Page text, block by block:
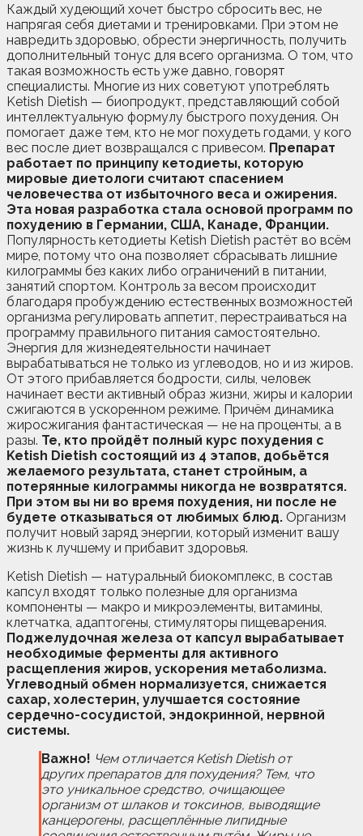
Каждый худеющий хочет быстро сбросить вес, не
напрягая себя диетами и тренировками. При этом не
навредить здоровью, обрести энергичность, получить
дополнительный тонус для всего организма. О том, что
такая возможность есть уже давно, говорят
специалисты. Многие из них советуют употреблять
Ketish Dietish — биопродукт, представляющий собой
интеллектуальную формулу быстрого похудения. Он
помогает даже тем, кто не мог похудеть годами, у кого
вес после диет возвращался с привесом. Препарат
работает по принципу кетодиеты, которую
мировые диетологи считают спасением
человечества от избыточного веса и ожирения.
Эта новая разработка стала основой программ по
похудению в Германии, США, Канаде, Франции.
Популярность кетодиеты Ketish Dietish растёт во всём
мире, потому что она позволяет сбрасывать лишние
килограммы без каких либо ограничений в питании,
занятий спортом. Контроль за весом происходит
благодаря пробуждению естественных возможностей
организма регулировать аппетит, перестраиваться на
программу правильного питания самостоятельно.
Энергия для жизнедеятельности начинает
вырабатываться не только из углеводов, но и из жиров.
От этого прибавляется бодрости, силы, человек
начинает вести активный образ жизни, жиры и калории
сжигаются в ускоренном режиме. Причём динамика
жиросжигания фантастическая — не на проценты, а в
разы. Те, кто пройдёт полный курс похудения с
Ketish Dietish состоящий из 4 этапов, добьётся
желаемого результата, станет стройным, а
потерянные килограммы никогда не возвратятся.
При этом вы ни во время похудения, ни после не
будете отказываться от любимых блюд. Организм
получит новый заряд энергии, который изменит вашу
жизнь к лучшему и прибавит здоровья.
Ketish Dietish — натуральный биокомплекс, в состав
капсул входят только полезные для организма
компоненты — макро и микроэлементы, витамины,
клетчатка, адаптогены, стимуляторы пищеварения.
Поджелудочная железа от капсул вырабатывает
необходимые ферменты для активного
расщепления жиров, ускорения метаболизма.
Углеводный обмен нормализуется, снижается
сахар, холестерин, улучшается состояние
сердечно-сосудистой, эндокринной, нервной
системы.
Важно! Чем отличается Ketish Dietish от
других препаратов для похудения? Тем, что
это уникальное средство, очищающее
организм от шлаков и токсинов, выводящие
канцерогены, расщеплённые липидные